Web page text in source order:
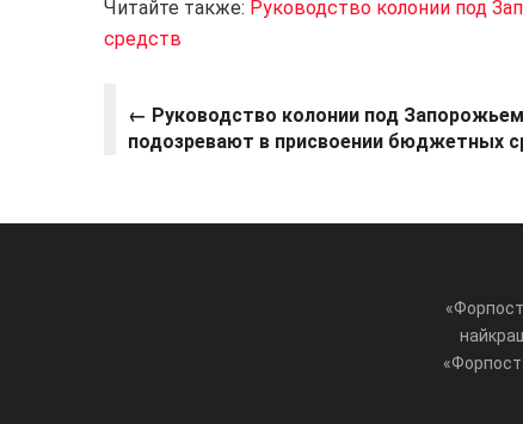
Читайте также: Руководство колонии под
средств
← Руководство колонии под Запорожьем
подозревают в присвоении бюджетных